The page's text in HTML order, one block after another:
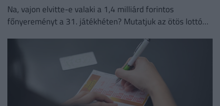
Na, vajon elvitte-e valaki a 1,4 milliárd forintos
főnyereményt a 31. játékhéten? Mutatjuk az ötös lottó